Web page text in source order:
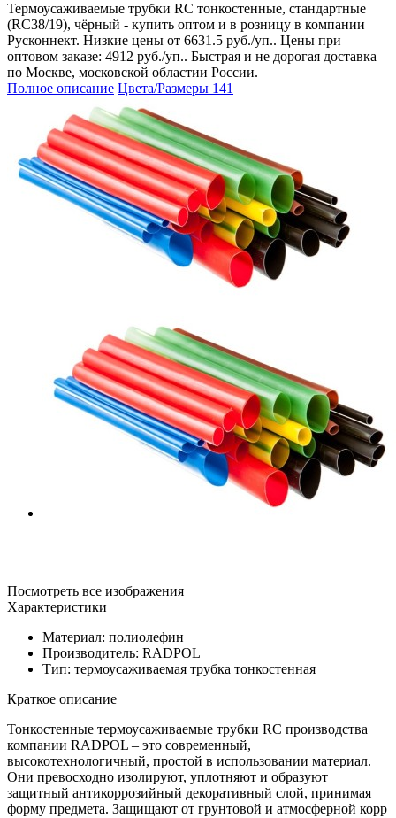
Термоусаживаемые трубки RC тонкостенные, стандартные
(RC38/19), чёрный - купить оптом и в розницу в компании
Русконнект. Низкие цены от 6631.5 руб./уп.. Цены при
оптовом заказе: 4912 руб./уп.. Быстрая и не дорогая доставка
по Москве, московской областии России.
Полное описание Цвета/Размеры 141
Посмотреть все изображения
Характеристики
Материал: полиолефин
Производитель: RADPOL
Тип: термоусаживаемая трубка тонкостенная
Краткое описание
Тонкостенные термоусаживаемые трубки RC производства
компании RADPOL – это современный,
высокотехнологичный, простой в использовании материал.
Они превосходно изолируют, уплотняют и образуют
защитный антикоррозийный декоративный слой, принимая
форму предмета. Защищают от грунтовой и атмосферной корр